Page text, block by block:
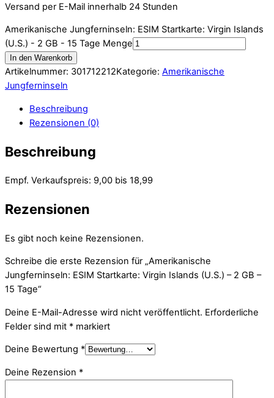
Versand per E-Mail innerhalb 24 Stunden
Amerikanische Jungferninseln: ESIM Startkarte: Virgin Islands
(U.S.) - 2 GB - 15 Tage Menge
In den Warenkorb
Artikelnummer: 301712212Kategorie: Amerikanische
Jungferninseln
Beschreibung
Rezensionen (0)
Beschreibung
Empf. Verkaufspreis: 9,00 bis 18,99
Rezensionen
Es gibt noch keine Rezensionen.
Schreibe die erste Rezension für „Amerikanische
Jungferninseln: ESIM Startkarte: Virgin Islands (U.S.) – 2 GB –
15 Tage“
Deine E-Mail-Adresse wird nicht veröffentlicht. Erforderliche
Felder sind mit * markiert
Deine Bewertung *
Deine Rezension *